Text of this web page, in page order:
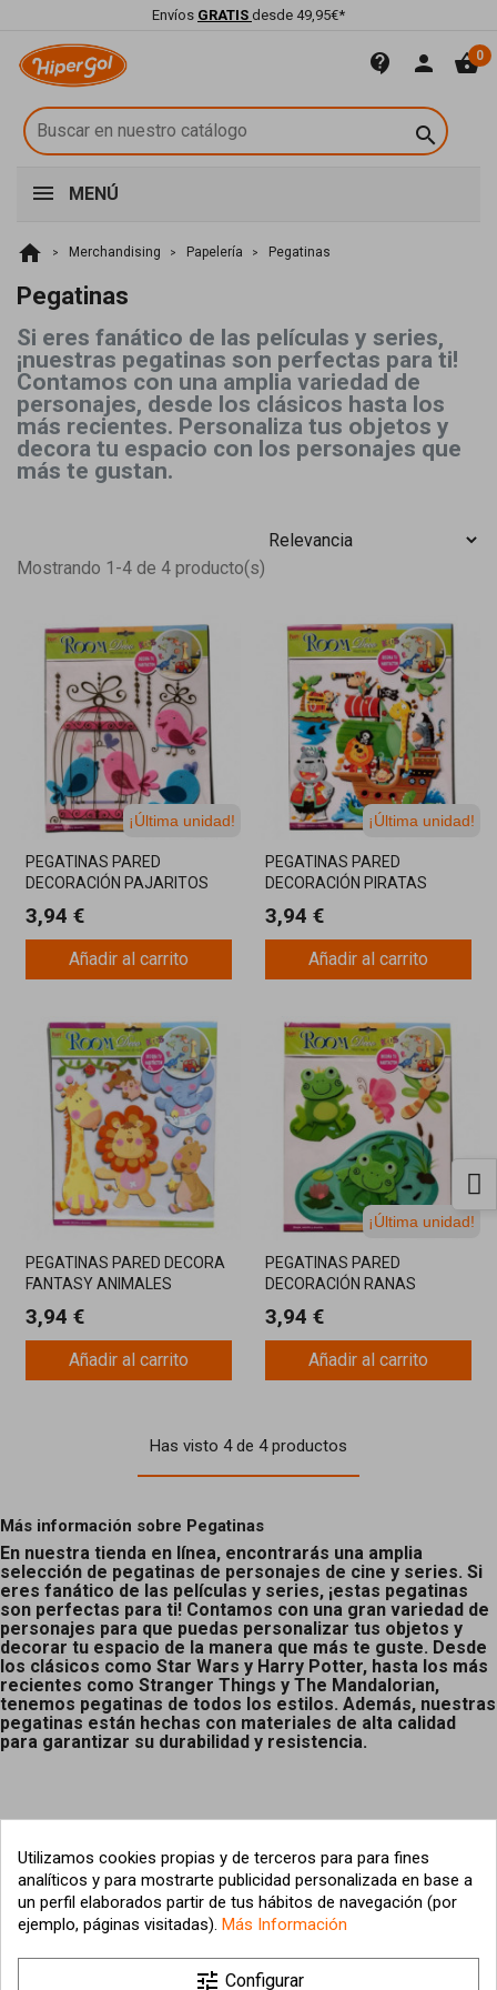
Envíos GRATIS desde 49,95€*
contact_support person shopping_basket0

MENÚ
home Merchandising Papelería Pegatinas
Pegatinas
Si eres fanático de las películas y series,
¡nuestras pegatinas son perfectas para ti!
Contamos con una amplia variedad de
personajes, desde los clásicos hasta los
más recientes. Personaliza tus objetos y
decora tu espacio con los personajes que
más te gustan.
Mostrando 1-4 de 4 producto(s)
¡Última unidad!
PEGATINAS PARED
DECORACIÓN PAJARITOS
3,94 €
Añadir al carrito
¡Última unidad!
PEGATINAS PARED
DECORACIÓN PIRATAS
3,94 €
Añadir al carrito
PEGATINAS PARED DECORA
FANTASY ANIMALES
3,94 €
Añadir al carrito
¡Última unidad!
PEGATINAS PARED
DECORACIÓN RANAS
3,94 €
Añadir al carrito
Has visto 4 de 4 productos
Más información sobre Pegatinas
En nuestra tienda en línea, encontrarás una amplia
selección de pegatinas de personajes de cine y series. Si
eres fanático de las películas y series, ¡estas pegatinas
son perfectas para ti! Contamos con una gran variedad de
personajes para que puedas personalizar tus objetos y
decorar tu espacio de la manera que más te guste. Desde
los clásicos como Star Wars y Harry Potter, hasta los más
recientes como Stranger Things y The Mandalorian,
tenemos pegatinas de todos los estilos. Además, nuestras
pegatinas están hechas con materiales de alta calidad
para garantizar su durabilidad y resistencia.
Utilizamos cookies propias y de terceros para para fines
analíticos y para mostrarte publicidad personalizada en base a
un perfil elaborados partir de tus hábitos de navegación (por
ejemplo, páginas visitadas). Más Información
tune Configurar